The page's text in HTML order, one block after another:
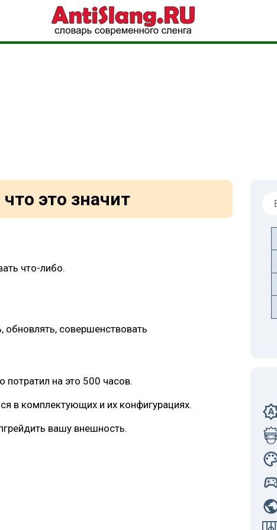
это значит
что-либо.
обновлять, совершенствовать
потратил на это 500 часов.
в комплектующих и их конфигурациях.
вашу внешность.